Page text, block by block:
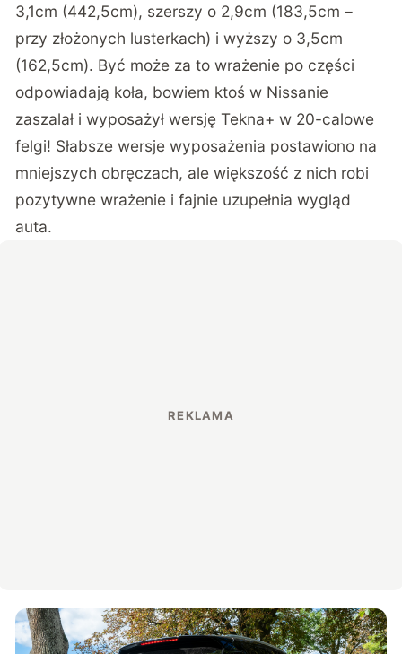
3,1cm (442,5cm), szerszy o 2,9cm (183,5cm –
przy złożonych lusterkach) i wyższy o 3,5cm
(162,5cm). Być może za to wrażenie po części
odpowiadają koła, bowiem ktoś w Nissanie
zaszalał i wyposażył wersję Tekna+ w 20-calowe
felgi! Słabsze wersje wyposażenia postawiono na
mniejszych obręczach, ale większość z nich robi
pozytywne wrażenie i fajnie uzupełnia wygląd
auta.